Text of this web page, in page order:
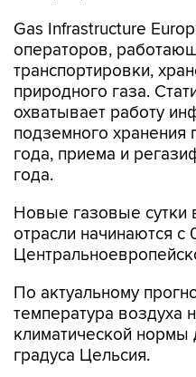
Gas Infrastructure
операторов,
транспортировки,
природного газа.
охватывает работу
подземного хранения
года, приема и
года.
Новые газовые сутки
отрасли начинаются c
По актуальному
температура воздуха
климатической нормы
градуса Цельсия.